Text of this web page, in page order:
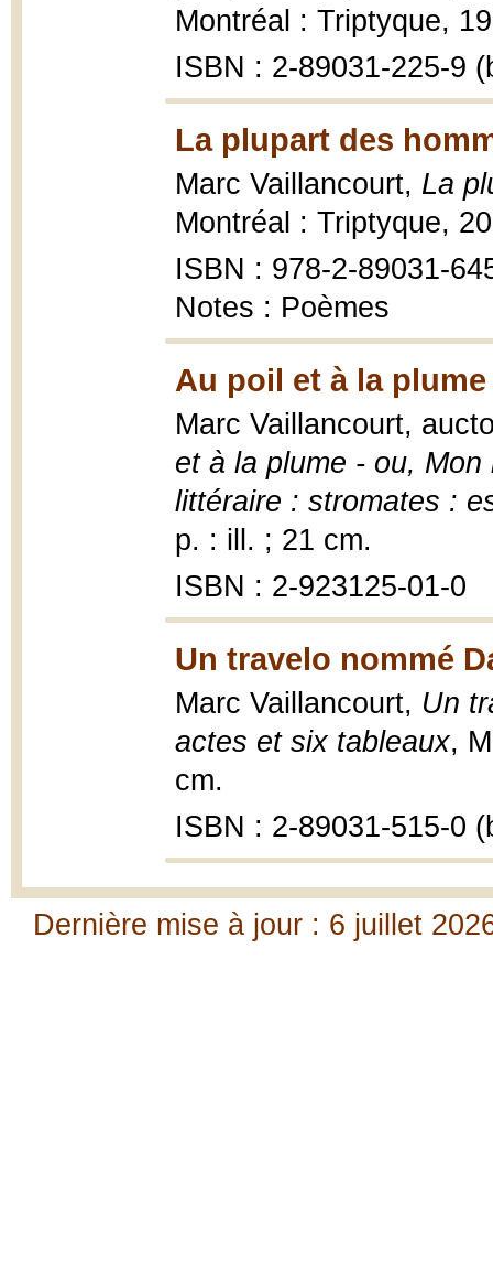
Montréal : Triptyque,
ISBN : 2-89031-225-9
La plupart des
Marc Vaillancourt, La
Montréal : Triptyque,
ISBN : 978-2-89031-
Notes : Poèmes
Au poil et à la plume
Marc Vaillancourt,
et à la plume - ou,
littéraire : stromates :
p. : ill. ; 21 cm.
ISBN : 2-923125-01-0
Un travelo nommé
Marc Vaillancourt, Un
actes et six tableaux,
cm.
ISBN : 2-89031-515-0
Dernière mise à jour : 6 juillet